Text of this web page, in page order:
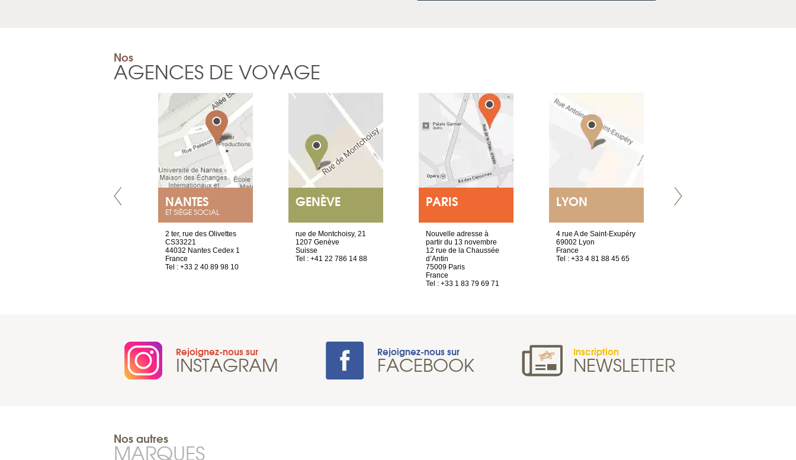
Nos
AGENCES DE VOYAGE
NANTES
ET SIÈGE SOCIAL
2 ter, rue des Olivettes
CS33221
44032 Nantes Cedex 1
France
Tel : +33 2 40 89 98 10
GENÈVE
rue de Montchoisy, 21
1207 Genève
Suisse
Tel : +41 22 786 14 88
PARIS
Nouvelle adresse à
partir du 13 novembre
12 rue de la Chaussée
d’Antin
75009 Paris
France
Tel : +33 1 83 79 69 71
LYON
4 rue A de Saint-Exupéry
69002 Lyon
France
Tel : +33 4 81 88 45 65
Rejoignez-nous sur
INSTAGRAM Rejoignez-nous sur
FACEBOOK Inscription
NEWSLETTER
Nos autres
MARQUES